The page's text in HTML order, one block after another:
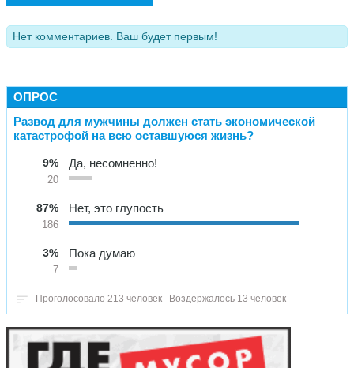
Нет комментариев. Ваш будет первым!
ОПРОС
Развод для мужчины должен стать экономической
катастрофой на всю оставшуюся жизнь?
9%
20
Да, несомненно!
87%
186
Нет, это глупость
3%
7
Пока думаю
Проголосовало 213 человек Воздержалось 13 человек